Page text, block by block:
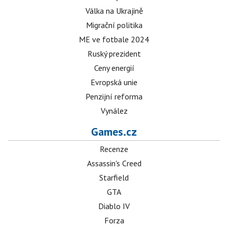
Válka na Ukrajině
Migrační politika
ME ve fotbale 2024
Ruský prezident
Ceny energií
Evropská unie
Penzijní reforma
Vynález
Games.cz
Recenze
Assassin's Creed
Starfield
GTA
Diablo IV
Forza